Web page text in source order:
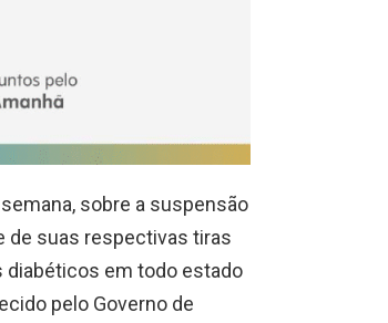
sobre a suspensão
de suas respectivas tiras
diabéticos em todo estado
pelo Governo de